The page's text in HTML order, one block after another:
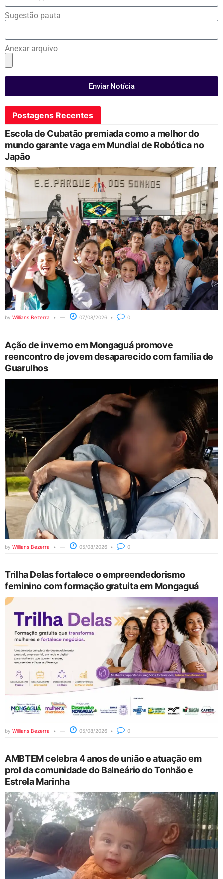
Sugestão pauta
Anexar arquivo
Enviar Notícia
Postagens Recentes
Escola de Cubatão premiada como a melhor do
mundo garante vaga em Mundial de Robótica no
Japão
by Willians Bezerra 07/08/2026 0
Ação de inverno em Mongaguá promove
reencontro de jovem desaparecido com família de
Guarulhos
by Willians Bezerra 05/08/2026 0
Trilha Delas fortalece o empreendedorismo
feminino com formação gratuita em Mongaguá
by Willians Bezerra 05/08/2026 0
AMBTEM celebra 4 anos de união e atuação em
prol da comunidade do Balneário do Tonhão e
Estrela Marinha